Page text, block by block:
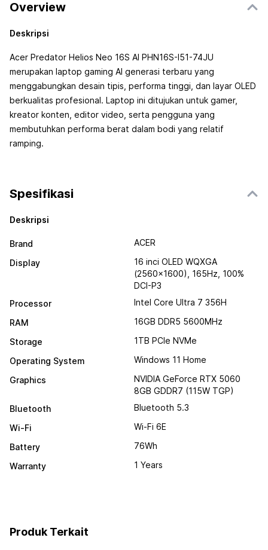
Overview
Deskripsi
Acer Predator Helios Neo 16S AI PHN16S-I51-74JU
merupakan laptop gaming AI generasi terbaru yang
menggabungkan desain tipis, performa tinggi, dan layar OLED
berkualitas profesional. Laptop ini ditujukan untuk gamer,
kreator konten, editor video, serta pengguna yang
membutuhkan performa berat dalam bodi yang relatif
ramping.
Spesifikasi
Deskripsi
Brand
ACER
Display
16 inci OLED WQXGA
(2560×1600), 165Hz, 100%
DCI-P3
Processor
Intel Core Ultra 7 356H
RAM
16GB DDR5 5600MHz
Storage
1TB PCIe NVMe
Operating System
Windows 11 Home
Graphics
NVIDIA GeForce RTX 5060
8GB GDDR7 (115W TGP)
Bluetooth
Bluetooth 5.3
Wi-Fi
Wi-Fi 6E
Battery
76Wh
Warranty
1 Years
Produk Terkait